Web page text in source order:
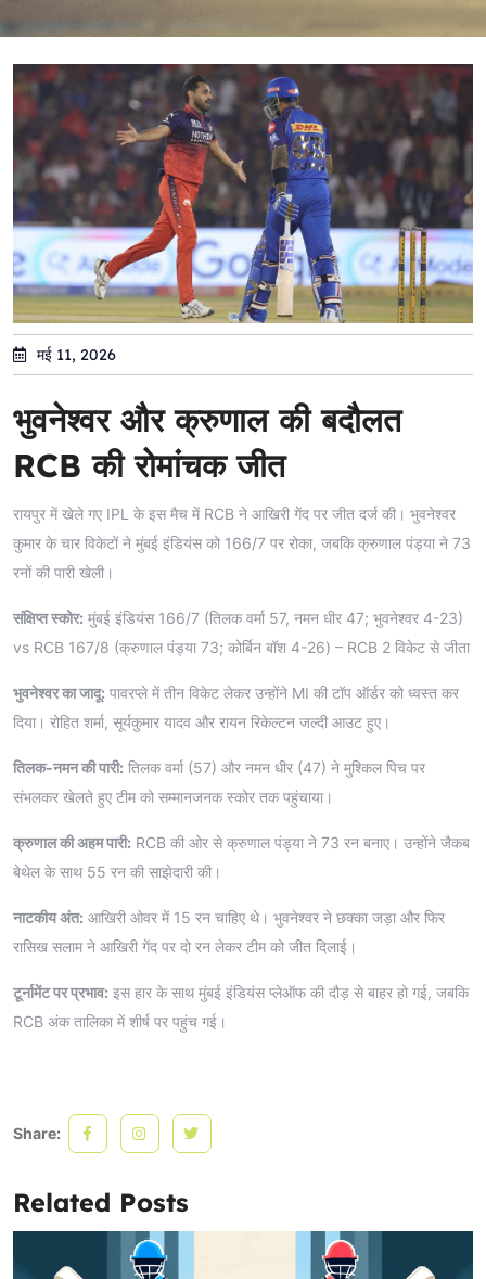
मई 11, 2026
भुवनेश्वर और क्रुणाल की बदौलत
RCB की रोमांचक जीत
रायपुर में खेले गए IPL के इस मैच में RCB ने आखिरी गेंद पर जीत दर्ज की। भुवनेश्वर
कुमार के चार विकेटों ने मुंबई इंडियंस को 166/7 पर रोका, जबकि क्रुणाल पंड्या ने 73
रनों की पारी खेली।
संक्षिप्त स्कोर: मुंबई इंडियंस 166/7 (तिलक वर्मा 57, नमन धीर 47; भुवनेश्वर 4-23)
vs RCB 167/8 (क्रुणाल पंड्या 73; कोर्बिन बॉश 4-26) – RCB 2 विकेट से जीता
भुवनेश्वर का जादू: पावरप्ले में तीन विकेट लेकर उन्होंने MI की टॉप ऑर्डर को ध्वस्त कर
दिया। रोहित शर्मा, सूर्यकुमार यादव और रायन रिकेल्टन जल्दी आउट हुए।
तिलक-नमन की पारी: तिलक वर्मा (57) और नमन धीर (47) ने मुश्किल पिच पर
संभलकर खेलते हुए टीम को सम्मानजनक स्कोर तक पहुंचाया।
क्रुणाल की अहम पारी: RCB की ओर से क्रुणाल पंड्या ने 73 रन बनाए। उन्होंने जैकब
बेथेल के साथ 55 रन की साझेदारी की।
नाटकीय अंत: आखिरी ओवर में 15 रन चाहिए थे। भुवनेश्वर ने छक्का जड़ा और फिर
रासिख सलाम ने आखिरी गेंद पर दो रन लेकर टीम को जीत दिलाई।
टूर्नामेंट पर प्रभाव: इस हार के साथ मुंबई इंडियंस प्लेऑफ की दौड़ से बाहर हो गई, जबकि
RCB अंक तालिका में शीर्ष पर पहुंच गई।
Share:
Related Posts